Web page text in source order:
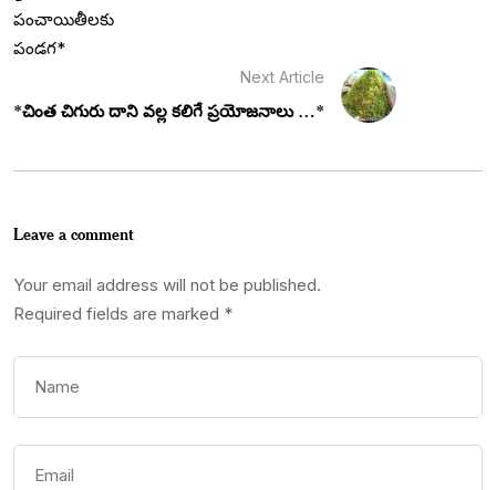
Next Article
*చింత చిగురు దాని వల్ల కలిగే ప్రయోజనాలు …*
Leave a comment
Your email address will not be published.
Required fields are marked *